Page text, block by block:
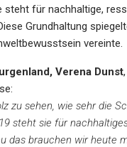
steht für nachhaltige,
Grundhaltung
vereinte.
Verena Dunst
zu sehen, wie sehr die
steht sie für
das brauchen wir heute